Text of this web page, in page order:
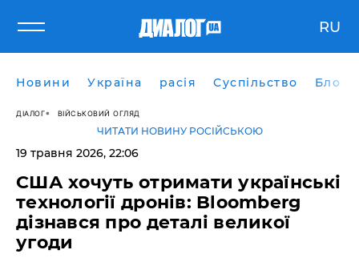
RU
Новини Україна расія Суспільство Блоги
ДІАЛОГ ВІЙСЬКОВИЙ ОГЛЯД
ЧИТАТИ НОВИНУ РОСІЙСЬКОЮ
19 травня 2026, 22:06
​США хочуть отримати українські
технології дронів: Bloomberg
дізнався про деталі великої
угоди